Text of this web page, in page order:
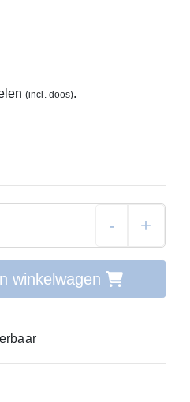
(incl. doos).
- +
winkelwagen